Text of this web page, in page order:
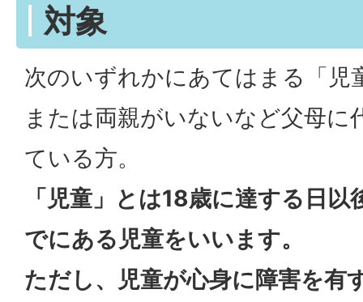
対象
次のいずれかにあてはまる「児
または両親がいないなど父母に
ている方。
「児童」とは18歳に達する日
でにある児童をいいます。
ただし、児童が心身に障害を有